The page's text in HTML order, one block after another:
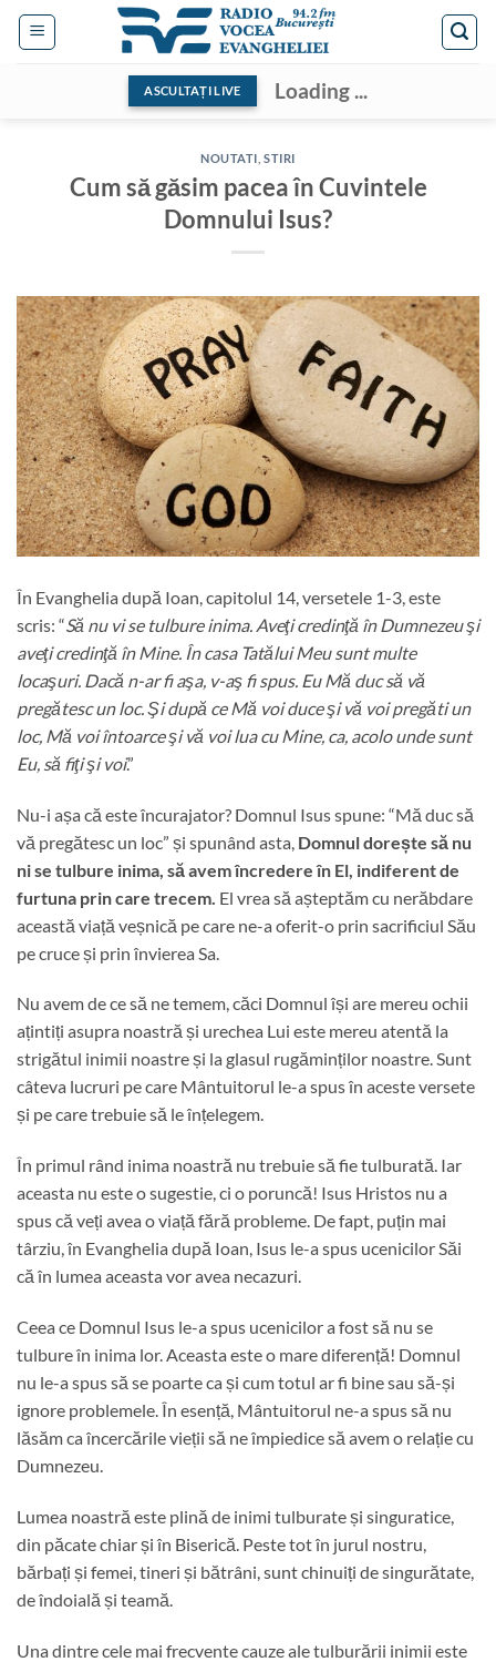
Skip
ASCULTAȚI LIVE Loading ...
NOUTATI ,STIRI
Cum să găsim pacea în Cuvintele
Domnului Isus?
În Evanghelia după Ioan, capitolul 14, versetele 1-3, este
scris: “Să nu vi se tulbure inima. Aveţi credinţă în Dumnezeu şi
aveţi credinţă în Mine. În casa Tatălui Meu sunt multe
locaşuri. Dacă n-ar fi aşa, v-aş fi spus. Eu Mă duc să vă
pregătesc un loc. Şi după ce Mă voi duce şi vă voi pregăti un
loc, Mă voi întoarce şi vă voi lua cu Mine, ca, acolo unde sunt
Eu, să fiţi şi voi.”
Nu-i așa că este încurajator? Domnul Isus spune: “Mă duc să
vă pregătesc un loc” și spunând asta, Domnul dorește să nu
ni se tulbure inima, să avem încredere în El, indiferent de
furtuna prin care trecem. El vrea să așteptăm cu nerăbdare
această viață veșnică pe care ne-a oferit-o prin sacrificiul Său
pe cruce și prin învierea Sa.
Nu avem de ce să ne temem, căci Domnul își are mereu ochii
ațintiți asupra noastră și urechea Lui este mereu atentă la
strigătul inimii noastre și la glasul rugăminților noastre. Sunt
câteva lucruri pe care Mântuitorul le-a spus în aceste versete
și pe care trebuie să le înțelegem.
În primul rând inima noastră nu trebuie să fie tulburată. Iar
aceasta nu este o sugestie, ci o poruncă! Isus Hristos nu a
spus că veți avea o viață fără probleme. De fapt, puțin mai
târziu, în Evanghelia după Ioan, Isus le-a spus ucenicilor Săi
că în lumea aceasta vor avea necazuri.
Ceea ce Domnul Isus le-a spus ucenicilor a fost să nu se
tulbure în inima lor. Aceasta este o mare diferență! Domnul
nu le-a spus să se poarte ca și cum totul ar fi bine sau să-și
ignore problemele. În esență, Mântuitorul ne-a spus să nu
lăsăm ca încercările vieții să ne împiedice să avem o relație cu
Dumnezeu.
Lumea noastră este plină de inimi tulburate și singuratice,
din păcate chiar și în Biserică. Peste tot în jurul nostru,
bărbați și femei, tineri și bătrâni, sunt chinuiți de singurătate,
de îndoială și teamă.
Una dintre cele mai frecvente cauze ale tulburării inimii este